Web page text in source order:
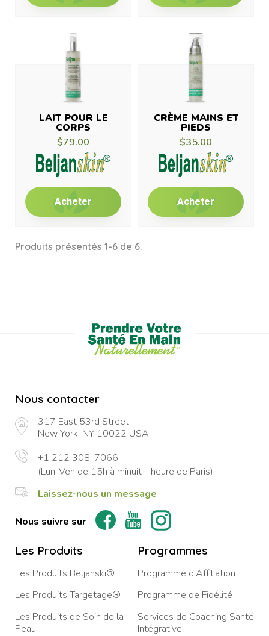
LAIT POUR LE
CORPS
$79.00
Acheter
CRÈME MAINS ET
PIEDS
$35.00
Acheter
Produits présentés 1-6 de 6.
Nous contacter
317 East 53rd Street
New York, NY 10022 USA
+1 212 308-7066
(Lun-Ven de 15h à minuit - heure de Paris)
Laissez-nous un message
Nous suivre sur
Les Produits
Les Produits Beljanski®
Les Produits Targetage®
Les Produits de Soin de la
Peau
Programmes
Programme d'Affiliation
Programme de Fidélité
Services de Coaching Santé
Intégrative